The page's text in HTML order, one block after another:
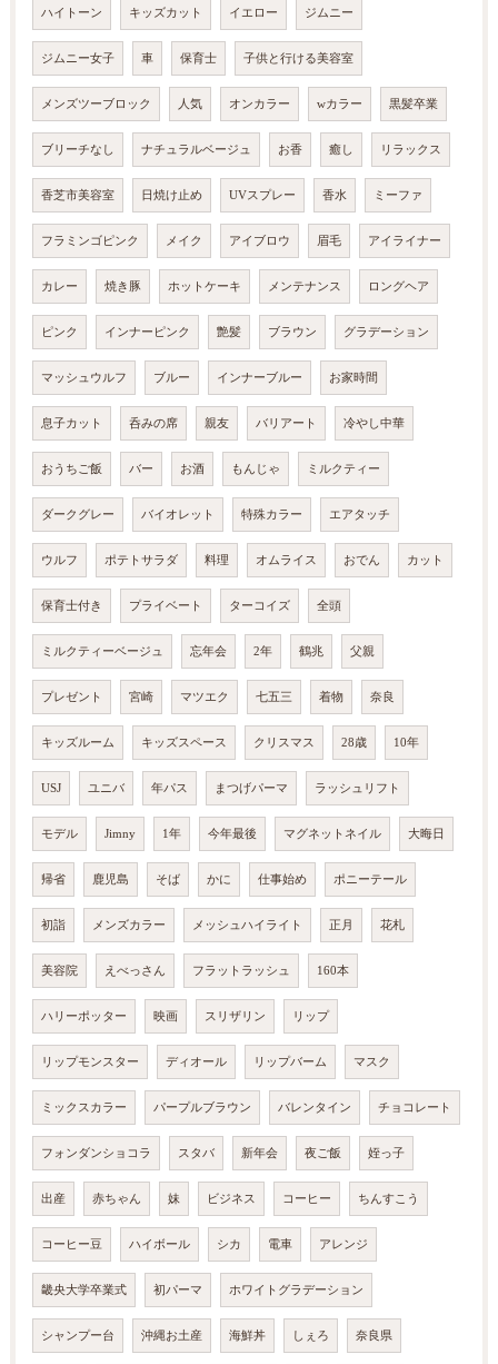
ハイトーン キッズカット イエロー ジムニー
ジムニー女子 車 保育士 子供と行ける美容室
メンズツーブロック 人気 オンカラー wカラー 黒髪卒業
ブリーチなし ナチュラルベージュ お香 癒し リラックス
香芝市美容室 日焼け止め UVスプレー 香水 ミーファ
フラミンゴピンク メイク アイブロウ 眉毛 アイライナー
カレー 焼き豚 ホットケーキ メンテナンス ロングヘア
ピンク インナーピンク 艶髪 ブラウン グラデーション
マッシュウルフ ブルー インナーブルー お家時間
息子カット 呑みの席 親友 バリアート 冷やし中華
おうちご飯 バー お酒 もんじゃ ミルクティー
ダークグレー バイオレット 特殊カラー エアタッチ
ウルフ ポテトサラダ 料理 オムライス おでん カット
保育士付き プライベート ターコイズ 全頭
ミルクティーベージュ 忘年会 2年 鶴兆 父親
プレゼント 宮崎 マツエク 七五三 着物 奈良
キッズルーム キッズスペース クリスマス 28歳 10年
USJ ユニバ 年パス まつげパーマ ラッシュリフト
モデル Jimny 1年 今年最後 マグネットネイル 大晦日
帰省 鹿児島 そば かに 仕事始め ポニーテール
初詣 メンズカラー メッシュハイライト 正月 花札
美容院 えべっさん フラットラッシュ 160本
ハリーポッター 映画 スリザリン リップ
リップモンスター ディオール リップバーム マスク
ミックスカラー パープルブラウン バレンタイン チョコレート
フォンダンショコラ スタバ 新年会 夜ご飯 姪っ子
出産 赤ちゃん 妹 ビジネス コーヒー ちんすこう
コーヒー豆 ハイボール シカ 電車 アレンジ
畿央大学卒業式 初パーマ ホワイトグラデーション
シャンプー台 沖縄お土産 海鮮丼 しぇろ 奈良県